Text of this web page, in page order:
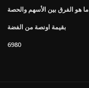
ما هو الفرق بين الأسهم والحصة
بقيمة اونصة من الفضة
6980